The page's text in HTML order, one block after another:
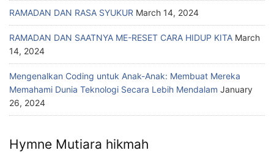
RAMADAN DAN RASA SYUKUR March 14, 2024
RAMADAN DAN SAATNYA ME-RESET CARA HIDUP KITA March
14, 2024
Mengenalkan Coding untuk Anak-Anak: Membuat Mereka
Memahami Dunia Teknologi Secara Lebih Mendalam January
26, 2024
Hymne Mutiara hikmah